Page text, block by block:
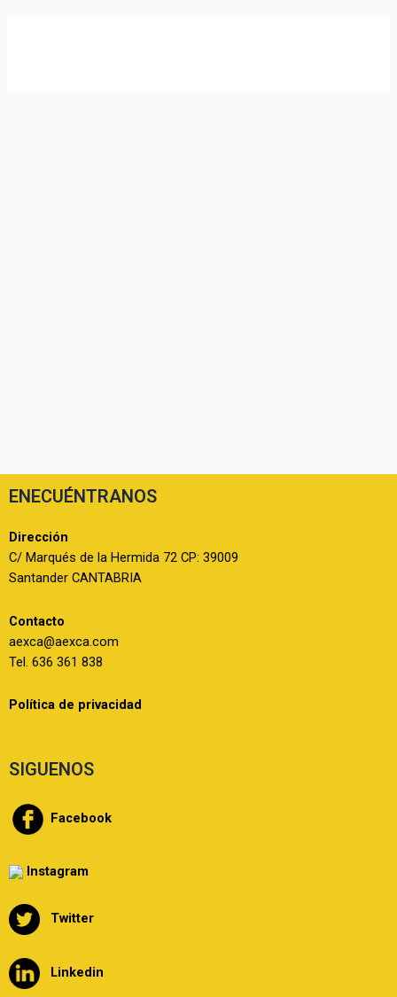
ENECUÉNTRANOS
Dirección
C/ Marqués de la Hermida 72 CP: 39009
Santander CANTABRIA
Contacto
aexca@aexca.com
Tel. 636 361 838
Política de privacidad
SIGUENOS
Facebook
Instagram
Twitter
Linkedin